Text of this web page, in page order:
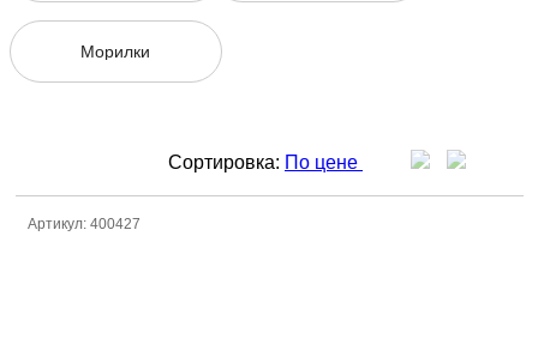
Морилки
Сортировка: По цене
Артикул: 400427